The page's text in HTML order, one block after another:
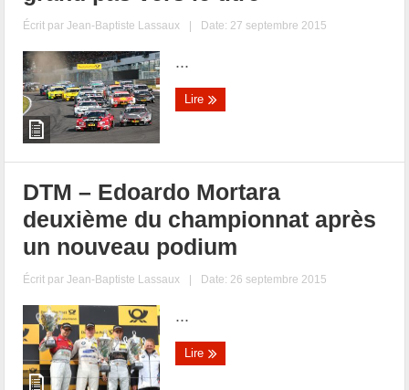
Écrit parJean-Baptiste Lassaux | Date: 27 septembre 2015
...
Lire
DTM – Edoardo Mortara
deuxième du championnat après
un nouveau podium
Écrit parJean-Baptiste Lassaux | Date: 26 septembre 2015
...
Lire